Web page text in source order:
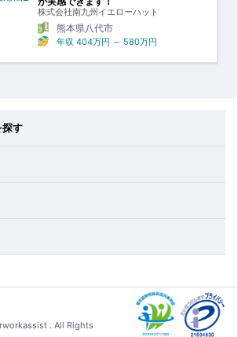
株式会社南九州イエローハット
熊本県八代市
年収 404万円 ～ 580万円
探す
. All Rights